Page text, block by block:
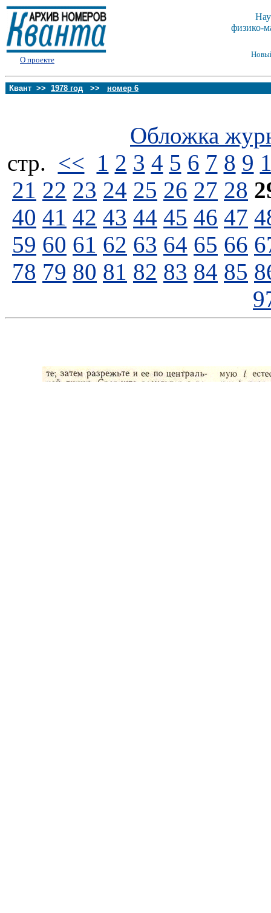
О проекте
физико-
Квант >> 1978 год >> номер 6
Обложка
стp. << 1 2 3 4 5 6 7 8 9
21 22 23 24 25 26 27 28
40 41 42 43 44 45 46 47
59 60 61 62 63 64 65 66
78 79 80 81 82 83 84 85